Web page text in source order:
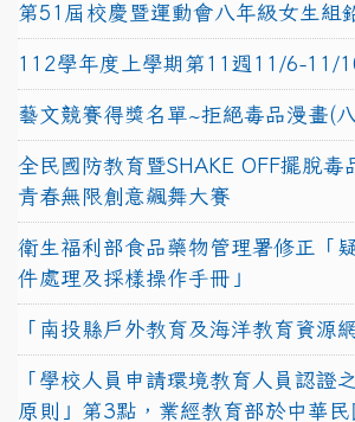
第51屆校慶暨運動會八年級女生組
112學年度上學期第11週11/6-11/
藝文競賽得獎名單~拒絕毒品漫畫(
全民國防教育暨SHAKE OFF擺脫毒
青春無限創意飆舞大賽
衛生福利部食品藥物管理署修正「
件處理及採樣操作手冊」
「南投縣戶外教育及海洋教育資源網
「學校人員申請環境教育人員認證
原則」第3點，業經教育部於中華